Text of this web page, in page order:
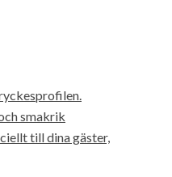
smakrik
till dina gäster,